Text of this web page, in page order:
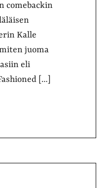
comebackin
Kalle
juoma
eli
[…]